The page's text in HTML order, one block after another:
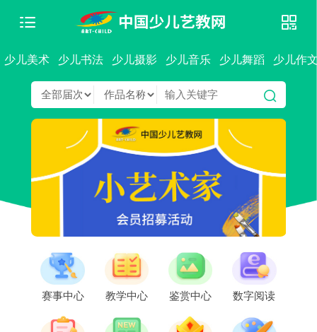
少儿美术 少儿书法 少儿摄影 少儿音乐 少儿舞蹈 少儿作
赛事中心 教学中心 鉴赏中心 数字阅读